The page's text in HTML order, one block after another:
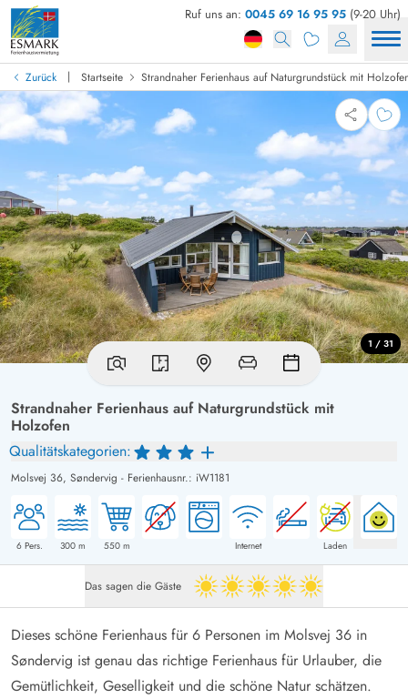
Ruf uns an: 0045 69 16 95 95 (9-20 Uhr)
Zurück | Startseite Strandnaher Ferienhaus auf Naturgrundstück mit
Strandnaher Ferienhaus auf Naturgrundstück mit
Holzofen
Qualitätskategorien:
Molsvej 36, Søndervig - Ferienhausnr.: iW1181
6Pers. 300 m 550m Internet Laden
1 / 31
Das sagen die Gäste 5 von 5
Dieses schöne Ferienhaus für 6 Personen im Molsvej 36 in
Søndervig ist genau das richtige Ferienhaus für Urlauber, die
Gemütlichkeit, Geselligkeit und die schöne Natur schätzen.